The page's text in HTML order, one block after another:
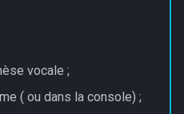
vocale ;
( ou dans la console) ;